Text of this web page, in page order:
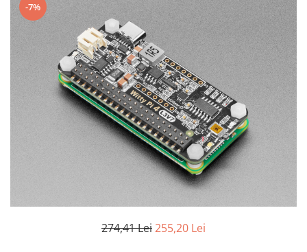
Accesorii
Cabluri si Conectori
Camera
Module
Adaptoare si convertoare
-7%
274,41 Lei255,20 Lei